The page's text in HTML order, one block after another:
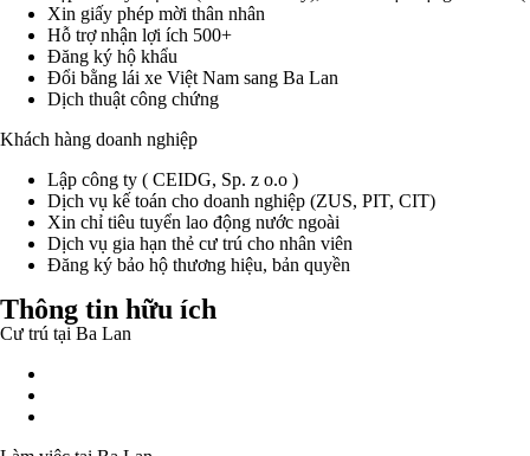
Xin giấy phép mời thân nhân
Hỗ trợ nhận lợi ích 500+
Đăng ký hộ khẩu
Đổi bằng lái xe Việt Nam sang Ba Lan
Dịch thuật công chứng
Khách hàng doanh nghiệp
Lập công ty ( CEIDG, Sp. z o.o )
Dịch vụ kế toán cho doanh nghiệp (ZUS, PIT, CIT)
Xin chỉ tiêu tuyển lao động nước ngoài
Dịch vụ gia hạn thẻ cư trú cho nhân viên
Đăng ký bảo hộ thương hiệu, bản quyền
Thông tin hữu ích
Cư trú tại Ba Lan